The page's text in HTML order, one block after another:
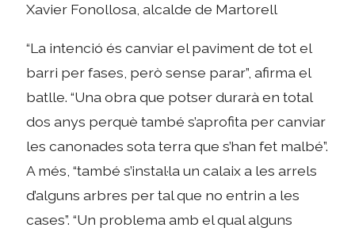
Xavier Fonollosa, alcalde de Martorell
“La intenció és canviar el paviment de tot el
barri per fases, però sense parar”, afirma el
batlle. “Una obra que potser durarà en total
dos anys perquè també s’aprofita per canviar
les canonades sota terra que s’han fet malbé”.
A més, “també s’instal·la un calaix a les arrels
d’alguns arbres per tal que no entrin a les
cases”. “Un problema amb el qual alguns